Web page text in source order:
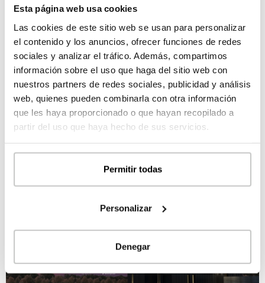
Esta página web usa cookies
Las cookies de este sitio web se usan para personalizar
el contenido y los anuncios, ofrecer funciones de redes
sociales y analizar el tráfico. Además, compartimos
información sobre el uso que haga del sitio web con
nuestros partners de redes sociales, publicidad y análisis
web, quienes pueden combinarla con otra información
que les haya proporcionado o que hayan recopilado a
partir del uso que haya hecho de sus servicios.
Permitir todas
Personalizar
Denegar
zum modularen Wachstum waren weitere der am meisten
geschätzten gemeinsamen Punkte.
BESONDERER ÖFFENTLICHER
AUSZEICHNUNG